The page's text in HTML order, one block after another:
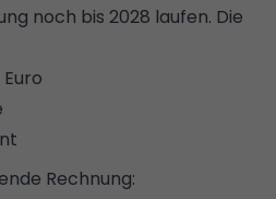
noch bis 2028 laufen. Die
Rechnung: